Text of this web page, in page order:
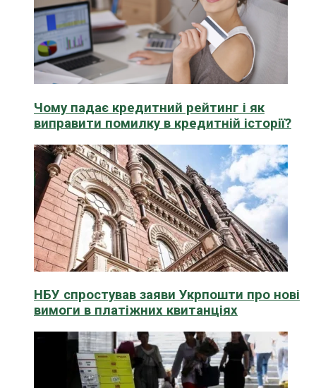
Чому падає кредитний рейтинг і як
виправити помилку в кредитній історії?
НБУ спростував заяви Укрпошти про нові
вимоги в платіжних квитанціях